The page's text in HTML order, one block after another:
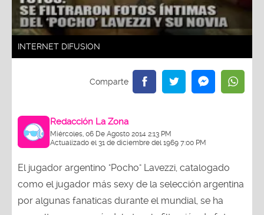
INTERNET DIFUSION
Redacción La Zona
Miércoles, 06 De Agosto 2014 2:13 PM
Actualizado el 31 de diciembre del 1969 7:00 PM
El jugador argentino "Pocho" Lavezzi, catalogado
como el jugador más sexy de la selección argentina
por algunas fanaticas durante el mundial, se ha